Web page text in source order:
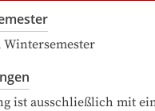
Wintersemester
ist ausschließlich mit